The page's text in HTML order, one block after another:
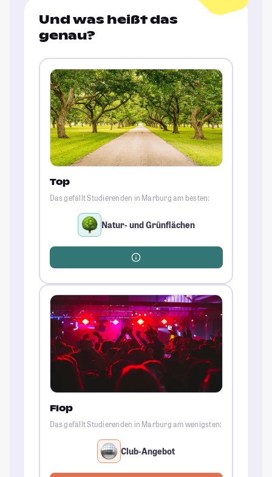
Und was heißt das
genau?
Top
Das gefällt Studierenden in Marburg am besten:
Natur- und Grünflächen
Flop
Das gefällt Studierenden in Marburg am wenigsten:
Club-Angebot